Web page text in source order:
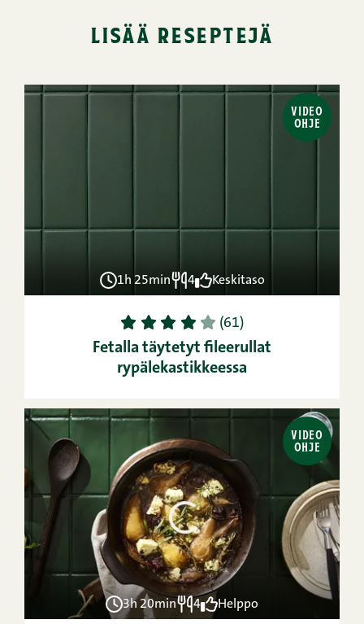
lisää reseptejä
VIDEO
OHJE
1h 25min 4 Keskitaso
1 2 3 4 5 (61)
Fetalla täytetyt fileerullat
rypälekastikkeessa
VIDEO
OHJE
3h 20min 4 Helppo